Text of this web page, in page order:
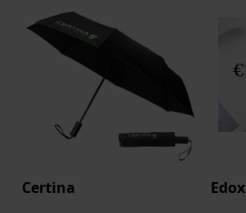
Certina
Edox